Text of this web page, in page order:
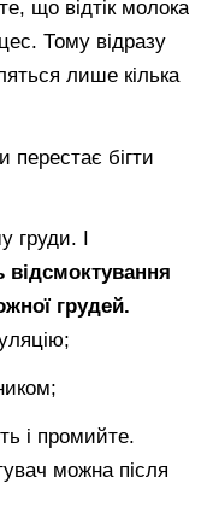
що відтік молока
Тому відразу
лише кілька
перестає бігти
І
відсмоктування
грудей.
і промийте.
можна після